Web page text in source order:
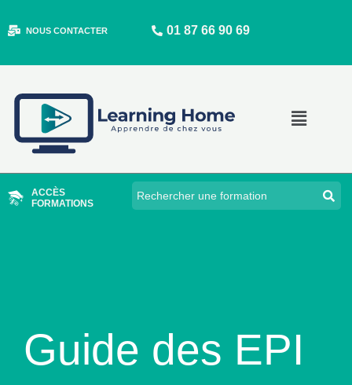
au
NOUS CONTACTER 01 87 66 90 69
Main
ACCÈS
FORMATIONS
Guide des EPI